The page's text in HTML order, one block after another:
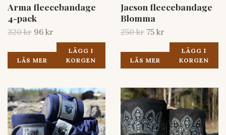
Arma fleecebandage
4-pack
320 kr 96 kr
LÄS MER
LÄGG I
KORGEN
Jacson fleecebandage
Blomma
250 kr 75 kr
LÄS MER
LÄGG I
KORGEN